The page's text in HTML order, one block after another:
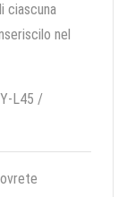
ciascuna
nel
L45 /